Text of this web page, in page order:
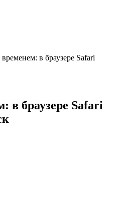
в браузере Safari
в браузере Safari